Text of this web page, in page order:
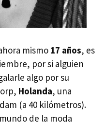
mismo 17 años, es
por si alguien
algo por su
Holanda, una
(a 40 kilómetros).
de la moda